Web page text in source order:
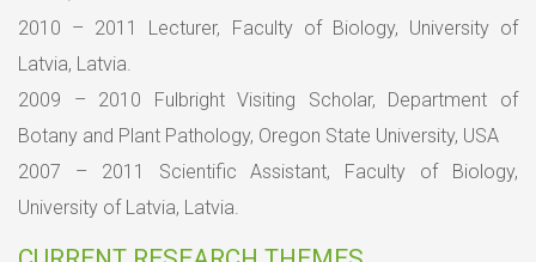
2010 – 2011 Lecturer, Faculty of Biology, University of
Latvia, Latvia.
2009 – 2010 Fulbright Visiting Scholar, Department of
Botany and Plant Pathology, Oregon State University, USA
2007 – 2011 Scientific Assistant, Faculty of Biology,
University of Latvia, Latvia.